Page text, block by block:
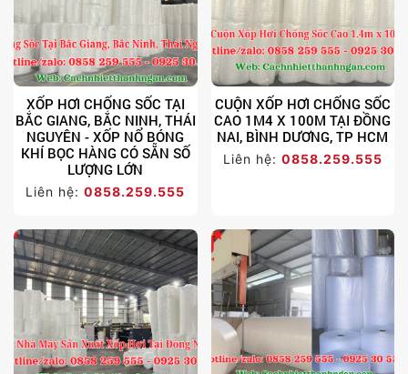
XỐP HƠI CHỐNG SỐC TẠI
BẮC GIANG, BẮC NINH, THÁI
NGUYÊN - XỐP NỔ BÓNG
KHÍ BỌC HÀNG CÓ SẴN SỐ
LƯỢNG LỚN
Liên hệ:0858.259.555
CUỘN XỐP HƠI CHỐNG SỐC
CAO 1M4 X 100M TẠI ĐỒNG
NAI, BÌNH DƯƠNG, TP HCM
Liên hệ: 0858.259.555